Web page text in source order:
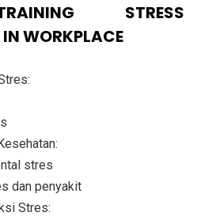
STRESS
WORKPLACE
stres
dan penyakit
Stres: